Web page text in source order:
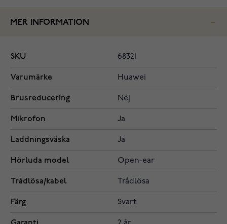
MER INFORMATION
SKU 68321
Varumärke Huawei
Brusreducering Nej
Mikrofon Ja
Laddningsväska Ja
Hörluda model Open-ear
Trådlösa/kabel Trådlösa
Färg Svart